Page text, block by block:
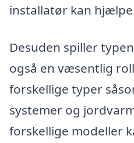
installatør kan
Desuden spiller
også en væsentlig
forskellige typer
systemer og
forskellige modeller